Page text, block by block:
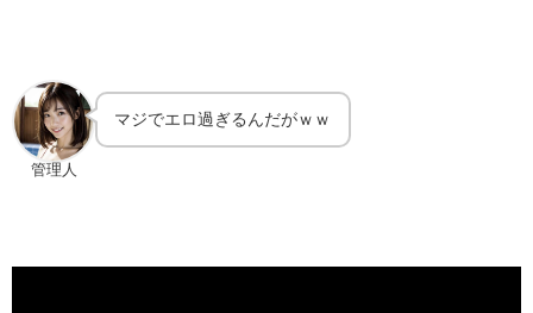
管理人
マジでエロ過ぎるんだがｗｗ